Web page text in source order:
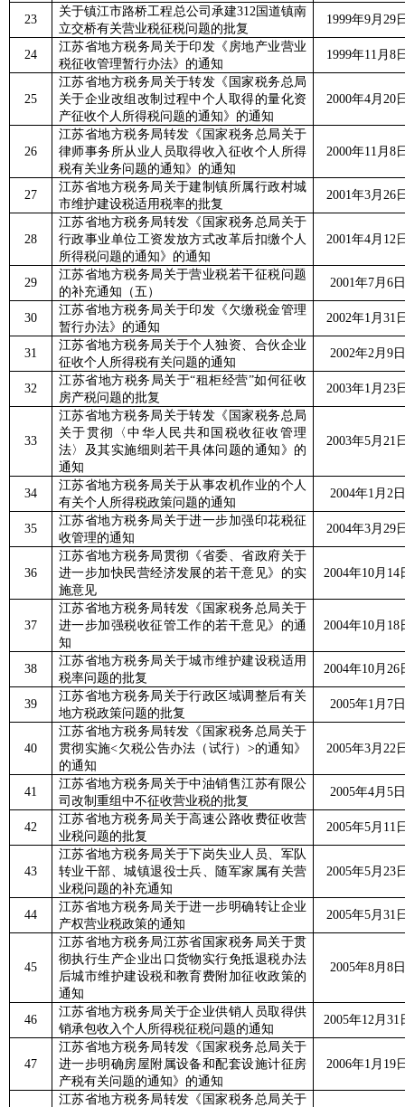
23
关于镇江市路桥工程总公司承建312国道镇南
立交桥有关营业税征税问题的批复
1999年9月 29
24
江苏省地方税务局关于印发《房地产业营业
税征收管理暂行办法》的通知
1999年11 月 8
25
江苏省地方税务局关于转发《国家税务总局
关于企业改组改制过程中个人取得的量化资
产征收个人所得税问题的通知》的通知
2000年4月 20
26
江苏省地方税务局转发《国家税务总局关于
律师事务所从业人员取得收入征收个人所得
税有关业务问题的通知》的通知
2000年11 月 8
27
江苏省地方税务局关于建制镇所属行政村城
市维护建设税适用税率的批复
2001年3月 26
28
江苏省地方税务局转发《国家税务总局关于
行政事业单位工资发放方式改革后扣缴个人
所得税问题的通知》的通知
2001年4月 12
29
江苏省地方税务局关于营业税若干征税问题
的补充通知（五）
2001年7月 6日
30
江苏省地方税务局关于印发《欠缴税金管理
暂行办法》的通知
2002年1 月 31
31
江苏省地方税务局关于个人独资、合伙企业
征收个人所得税有关问题的通知
2002年2月 9日
32
江苏省地方税务局关于“租柜经营”如何征收
房产税问题的批复
2003年1 月 23
33
江苏省地方税务局关于转发《国家税务总局
关于贯彻〈中华人民共和国税收征收管理
法〉及其实施细则若干具体问题的通知》的
通知
2003年5月 21
34
江苏省地方税务局关于从事农机作业的个人
有关个人所得税政策问题的通知
2004年1 月 2日
35
江苏省地方税务局关于进一步加强印花税征
收管理的通知
2004年3月 29
36
江苏省地方税务局贯彻《省委、省政府关于
进一步加快民营经济发展的若干意见》的实
施意见
2004年10月 14
37
江苏省地方税务局转发《国家税务总局关于
进一步加强税收征管工作的若干意见》的通
知
2004年10月 18
38
江苏省地方税务局关于城市维护建设税适用
税率问题的批复
2004年10月 26
39
江苏省地方税务局关于行政区域调整后有关
地方税政策问题的批复
2005年1 月 7日
40
江苏省地方税务局转发《国家税务总局关于
贯彻实施<欠税公告办法（试行） >的通知》
的通知
2005年3月 22
41
江苏省地方税务局关于中油销售江苏有限公
司改制重组中不征收营业税的批复
2005年4月 5日
42
江苏省地方税务局关于高速公路收费征收营
业税问题的批复
2005年5月 11
43
江苏省地方税务局关于下岗失业人员、军队
转业干部、城镇退役士兵、随军家属有关营
业税问题的补充通知
2005年5月 23
44
江苏省地方税务局关于进一步明确转让企业
产权营业税政策的通知
2005年5月 31
45
江苏省地方税务局江苏省国家税务局关于贯
彻执行生产企业出口货物实行免抵退税办法
后城市维护建设税和教育费附加征收政策的
通知
2005年8月 8日
46
江苏省地方税务局关于企业供销人员取得供
销承包收入个人所得税征税问题的通知
2005年12月 31
47
江苏省地方税务局转发《国家税务总局关于
进一步明确房屋附属设备和配套设施计征房
产税有关问题的通知》的通知
2006年1 月 19
江苏省地方税务局转发《国家税务总局关于